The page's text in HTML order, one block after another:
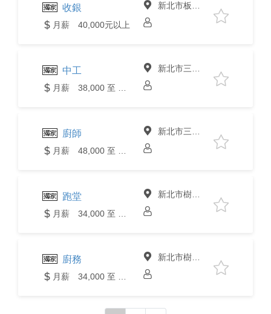
收銀
月薪 40,000元以上
新北市板橋區
中工 新北市三峽區
廚師 新北市三峽區
跑堂 新北市樹林區
廚務 新北市樹林區